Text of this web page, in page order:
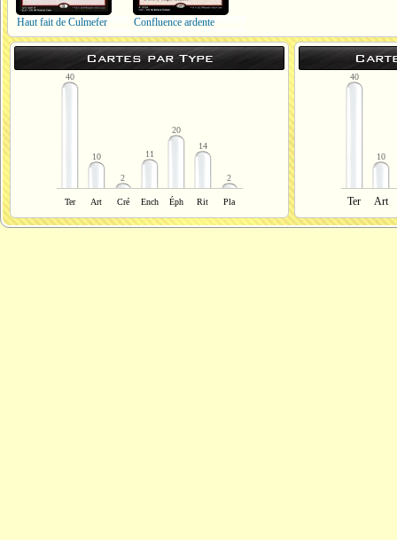
Haut fait de Culmefer Confluence ardente
Cartes par Type
40
10
2
11
20
14
2
Ter Art Cré Ench Éph Rit Pla
40
10
Ter Art